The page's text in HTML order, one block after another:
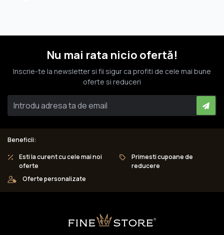
Nu mai rata nicio ofertă!
Inscrie-te la newsletter si fii sigur ca profiti de cele mai bune
oferte si reduceri
Beneficii:
Esti la curent cu cele mai noi
oferte
Primesti cupoane de
reducere
Oferte personalizate